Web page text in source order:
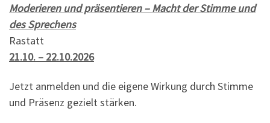
Moderieren und präsentieren – Macht der Stimme und
des Sprechens
Rastatt
21.10. – 22.10.2026
Jetzt anmelden und die eigene Wirkung durch Stimme
und Präsenz gezielt stärken.